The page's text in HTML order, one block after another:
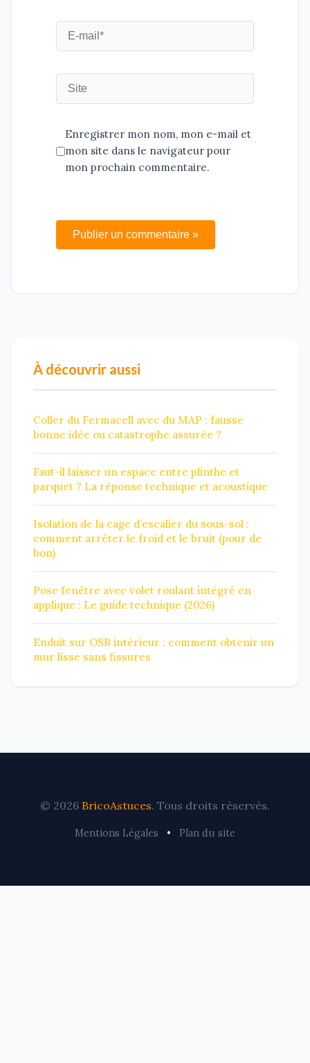
Enregistrer mon nom, mon e-mail et
mon site dans le navigateur pour
mon prochain commentaire.
Publier un commentaire »
À découvrir aussi
Coller du Fermacell avec du MAP : fausse
bonne idée ou catastrophe assurée ?
Faut-il laisser un espace entre plinthe et
parquet ? La réponse technique et acoustique
Isolation de la cage d’escalier du sous-sol :
comment arrêter le froid et le bruit (pour de
bon)
Pose fenêtre avec volet roulant intégré en
applique : Le guide technique (2026)
Enduit sur OSB intérieur : comment obtenir un
mur lisse sans fissures
© 2026 BricoAstuces. Tous droits réservés.
Mentions Légales • Plan du site